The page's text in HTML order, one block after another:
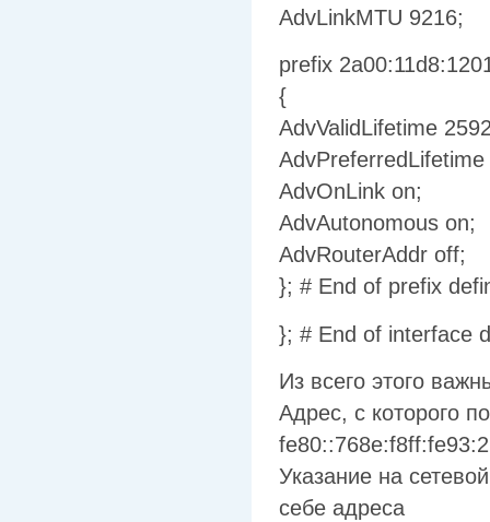
AdvLinkMTU 9216;
prefix
{
AdvValidLifetime
AdvOnLink on;
AdvAutonomous on;
AdvRouterAddr off;
}; # End of prefix
}; # End of interface
Из всего этого
Адрес, с которого
Указание на
себе адреса